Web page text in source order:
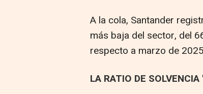
A la cola, Santander
más baja del sector, del
respecto a marzo de
LA RATIO DE